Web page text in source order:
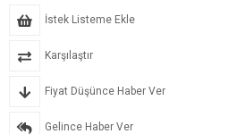
İstek Listeme Ekle
Karşılaştır
Fiyat Düşünce Haber Ver
Gelince Haber Ver